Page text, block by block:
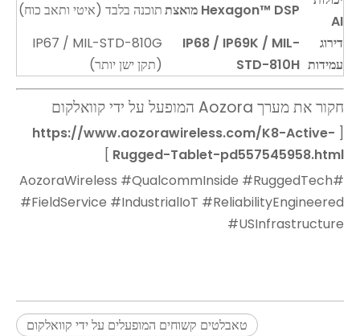
AI
Hexagon™ DSP מואצת
תוכנה בלבד (איטי ותאב כוח)
דירוג
עמידות
IP68 / IP69K / MIL-
STD-810H
IP67 / MIL-STD-810G
(תקן ישן יותר)
חקור את מערך Aozora המופעל על ידי קוואלקום
[
https://www.aozorawireless.com/K8-Active-
Rugged-Tablet-pd557545958.html
]
#AozoraWireless #QualcommInside #RuggedTech
#FieldService #IndustrialIoT #ReliabilityEngineered
#USInfrastructure
טאבלטים קשוחים המופעלים על ידי קוואלקום